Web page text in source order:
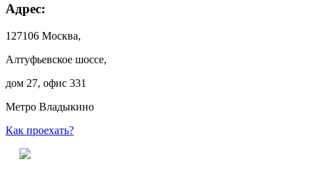
Адрес:
127106 Москва,
Алтуфьевское шоссе,
дом 27, офис 331
Метро Владыкино
Как проехать?